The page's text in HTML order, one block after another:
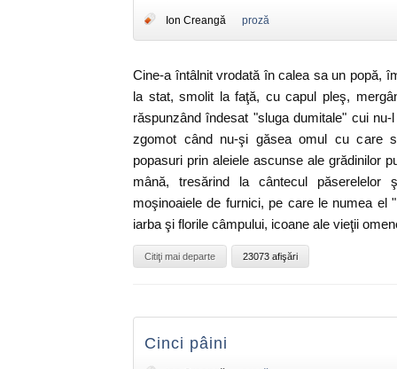
Ion Creangă proză
Cine-a întâlnit vrodată în calea sa un popă,
la stat, smolit la faţă, cu capul pleş,
răspunzând îndesat "sluga dumitale" cui
zgomot când nu-şi găsea omul cu care
popasuri prin aleiele ascunse ale grădinilor
mână, tresărind la cântecul păserelelor
moşinoaiele de furnici, pe care le numea el
iarba şi florile câmpului, icoane ale vieţii
Citiţi mai departe 23073 afişări
Cinci pâini